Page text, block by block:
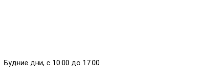
Будние дни, с 10.00 до 17.00